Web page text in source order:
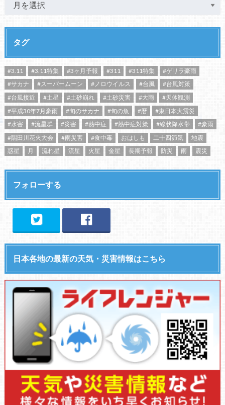
タグ
#3.11 #3.11特集 #3ヶ月予報 #311 #311特集
#ゲリラ豪雨
#サカナ
#スーパームーン #ノロウイルス #台風
#台風対策
#台風接近
#土星 #土砂崩れ #土砂災害 #大雨
#天体観測
#平成30年7月豪雨
#旬のサカナ #旬の魚 #暦
#東日本大震災
#水害
#流星群 #災害 #熱中症 #熱中症対策 #線状降水帯
#豪雨
#隅田川花火大会
#雨災害 #食中毒 おはしも 二十四節気
地震
惑星
月 流れ星 流星 火星 金星 長期予報 防災 雨 震災
フォローする
日本各地の最新の天気・災害情報はこちら